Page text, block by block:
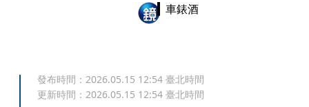
車錶酒
發布時間： 2026.05.15 12:54 臺北時間
更新時間： 2026.05.15 12:54 臺北時間